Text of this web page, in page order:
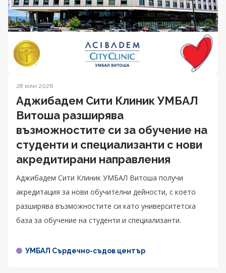
28 юли 2026
Аджибадем Сити Клиник УМБАЛ
Витоша разширява
възможностите си за обучение на
студенти и специализанти с нови
акредитирани направления
Аджибадем Сити Клиник УМБАЛ Витоша получи
акредитация за нови обучителни дейности, с което
разширява възможностите си като университетска
база за обучение на студенти и специализанти.
УМБАЛ Сърдечно-съдов център